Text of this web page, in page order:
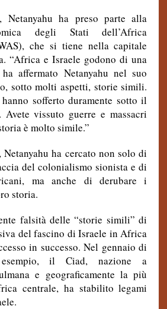
Netanyahu ha preso parte alla
degli Stati dell’Africa
che si tiene nella capitale
“Africa e Israele godono di una
affermato Netanyahu nel suo
sotto molti aspetti, storie simili.
sofferto duramente sotto il
vissuto guerre e massacri
è molto simile.”
Netanyahu ha cercato non solo di
del colonialismo sionista e di
ma anche di derubare i
storia.
falsità delle “storie simili” di
del fascino di Israele in Africa
in successo. Nel gennaio di
esempio, il Ciad, nazione a
e geograficamente la più
centrale, ha stabilito legami